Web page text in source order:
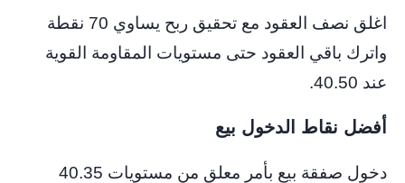
اغلق نصف العقود مع تحقيق ربح يساوي 70 نقطة
واترك باقي العقود حتى مستويات المقاومة القوية
عند 40.50.
أفضل نقاط الدخول بيع
دخول صفقة بيع بأمر معلق من مستويات 40.35